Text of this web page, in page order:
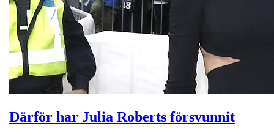
Därför har Julia Roberts försvunnit